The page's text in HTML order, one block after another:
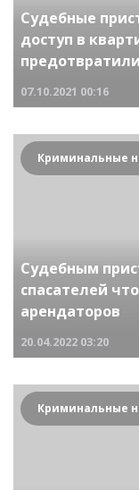
Судебные
доступ в
07.10.2021 00:16
Судебным
спасателей
арендаторов
20.04.2022 03:20